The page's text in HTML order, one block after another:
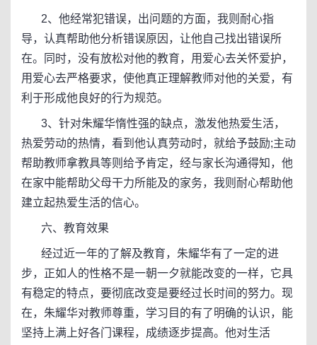
2、他经常犯错误，出问题的方面，我则耐心指
导，认真帮助他分析错误原因，让他自己找出错误所
在。同时，没有放松对他的教育，用爱心去关怀爱护，
用爱心去严格要求，使他真正理解教师对他的关爱，有
利于形成他良好的行为规范。
3、针对朱耀华惰性强的缺点，激发他热爱生活，
热爱劳动的热情，看到他认真劳动时，就给予鼓励;主动
帮助教师拿教具等则给予肯定，经与家长沟通得知，他
在家中能帮助父母干力所能及的家务，我则耐心帮助他
建立起热爱生活的信心。
六、教育效果
经过近一年的了解及教育，朱耀华有了一定的进
步，正如人的性格不是一朝一夕就能改变的一样，它具
有稳定的特点，要彻底改变是要经过长时间的努力。现
在，朱耀华对教师尊重，学习目的有了明确的认识，能
坚持上满上好各门课程，成绩逐步提高。他对生活